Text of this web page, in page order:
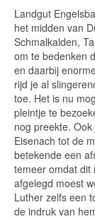
Landgut
het midden van
Schmalkalden,
om te bedenken
en daarbij
rijd je al
toe. Het is nu
pleintje te
nog preekte.
Eisenach tot de
betekende een
temeer omdat dit
afgelegd moest
Luther zelfs een
de indruk van